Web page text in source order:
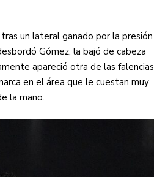
un lateral ganado por la presión
Gómez, la bajó de cabeza
apareció otra de las falencias
en el área que le cuestan muy
la mano.